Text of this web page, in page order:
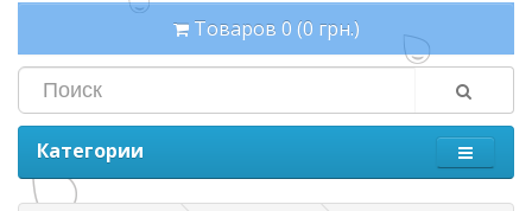
Товаров 0 (0 грн.)
Категории